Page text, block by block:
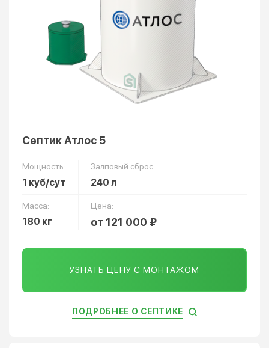
Септик Атлос 5
Мощность:
1 куб/сут
Залповый сброс:
240 л
Масса:
180 кг
Цена:
от 121 000 ₽
УЗНАТЬ ЦЕНУ С МОНТАЖОМ
ПОДРОБНЕЕ О СЕПТИКЕ